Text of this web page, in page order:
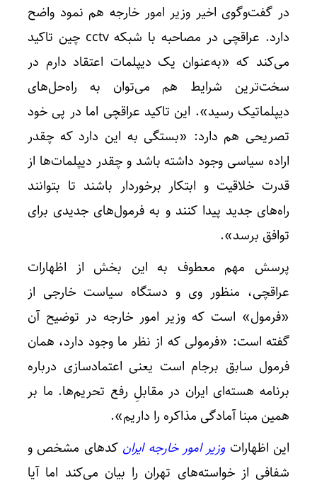
در گفت‌وگوی اخیر وزیر امور خارجه هم نمود واضح
دارد. عراقچی در مصاحبه با شبکه cctv چین تاکید
می‌کند که «به‌عنوان یک دیپلمات اعتقاد دارم در
سخت‌ترین شرایط هم می‌توان به راه‌حل‌های
دیپلماتیک رسید». این تاکید عراقچی اما در پی خود
تصریحی هم دارد: «بستگی به این دارد که چقدر
اراده سیاسی وجود داشته باشد و چقدر دیپلمات‌ها از
قدرت خلاقیت و ابتکار برخوردار باشند تا بتوانند
راه‌های جدید پیدا کنند و به فرمول‌های جدیدی برای
توافق برسد».
پرسش مهم معطوف به این بخش از اظهارات
عراقچی، منظور وی و دستگاه سیاست خارجی از
«فرمول» است که وزیر امور خارجه در توضیح آن
گفته است: «فرمولی که از نظر ما وجود دارد، همان
فرمول سابق برجام است یعنی اعتمادسازی درباره
برنامه هسته‌ای ایران در مقابلِ رفع تحریم‌ها. ما بر
همین مبنا آمادگی مذاکره را داریم».
این اظهارات وزیر امور خارجه ایران کدهای مشخص و
شفافی از خواسته‌های تهران را بیان می‌کند اما آیا